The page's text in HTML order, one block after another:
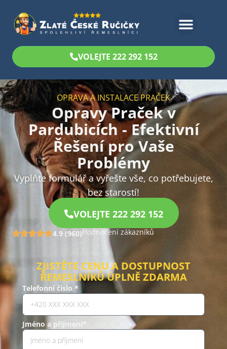
VOLEJTE 222 292 152
OPRAVA A INSTALACE PRAČEK
Opravy Praček v
Pardubicích - Efektivní
Řešení pro Vaše
Problémy
Vyplňte formulář a vyřešte vše, co potřebujete,
bez starostí!
VOLEJTE 222 292 152
4.9 (960)Hodnocení zákazníků
ZJISTĚTE CENU A DOSTUPNOST
ŘEMESLNÍKŮ ÚPLNĚ ZDARMA
Telefonní číslo *
Jméno a příjmení*